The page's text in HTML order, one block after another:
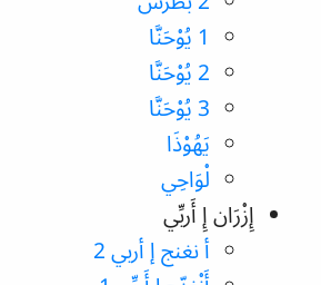
1 يُوْحَنَّا
2 يُوْحَنَّا
3 يُوْحَنَّا
يَهُوْذَا
لْوَاحِي
إِزْرَان إِ أَربِّي
أ نغنج إ أربي 2